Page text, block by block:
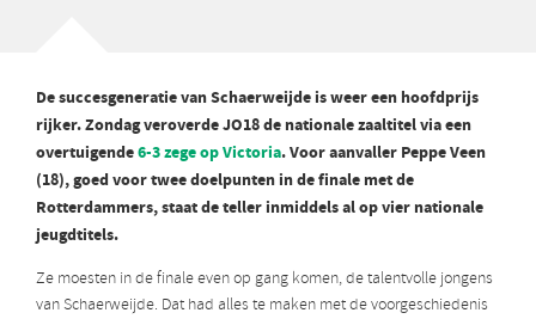
De succesgeneratie van Schaerweijde is weer een hoofdprijs
rijker. Zondag veroverde JO18 de nationale zaaltitel via een
overtuigende6-3 zege op Victoria. Voor aanvaller Peppe Veen
(18), goed voor twee doelpunten in de finale met de
Rotterdammers, staat de teller inmiddels al op vier nationale
jeugdtitels.
Ze moesten in de finale even op gang komen, de talentvolle jongens
van Schaerweijde. Dat had alles te maken met de voorgeschiedenis